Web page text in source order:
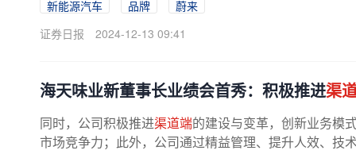
新能源汽车 品牌
蔚来
证券日报
2024-12-13 09:41
海天味业新董事长业绩会首秀：积极推进渠
同时，公司积极推进渠道端的建设与变革，创新业务模
市场竞争力；此外，公司通过精益管理、提升人效、技